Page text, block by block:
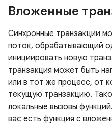
Вложенные
Синхронные транзакции
поток, обрабатывающий
инициировать новую
транзакция может быть
или в тот же процесс, от
текущую транзакцию.
локальные вызовы
вас есть функция с